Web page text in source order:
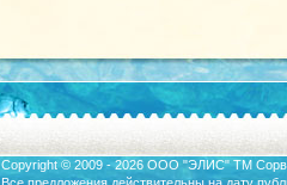
Copyright © 2009 - 2026 ООО "ЭЛИС" ТМ